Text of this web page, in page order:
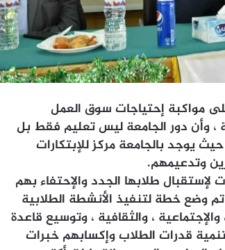
مواكبة إحتياجات سوق العمل
، وأن دور الجامعة ليس تعليم فقط بل
يوجد بالجامعة مركز للإبتكارات
وتدعيمهم.
طلابها الجدد والإحتفاء بهم
وضع خطة لتنفيذ الأنشطة الطلابية
، والثقافية ، وتوسيع قاعدة
قدرات الطلاب وإكسابهم خبرات